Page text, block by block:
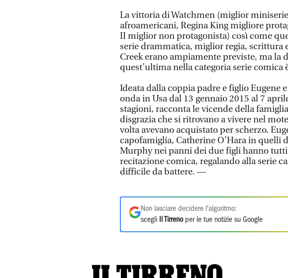
La vittoria di Watchmen (miglior
afroamericani, Regina King migliore
II miglior non protagonista) così come
serie drammatica, miglior regia, scrittura
Creek erano ampiamente previste, ma la
quest’ultima nella categoria serie comica
Ideata dalla coppia padre e figlio Eugene
onda in Usa dal 13 gennaio 2015 al 7
stagioni, racconta le vicende della
disgrazia che si ritrovano a vivere nel
volta avevano acquistato per scherzo.
capofamiglia, Catherine O’Hara in quelli
Murphy nei panni dei due figli hanno tutti
recitazione comica, regalando alla serie
difficile da battere. —
Non lasciare decidere l'algoritmo:
scegli
Il Tirrenoper le tue notizie su Google